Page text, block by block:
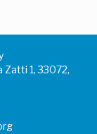
Zatti 1, 33072,